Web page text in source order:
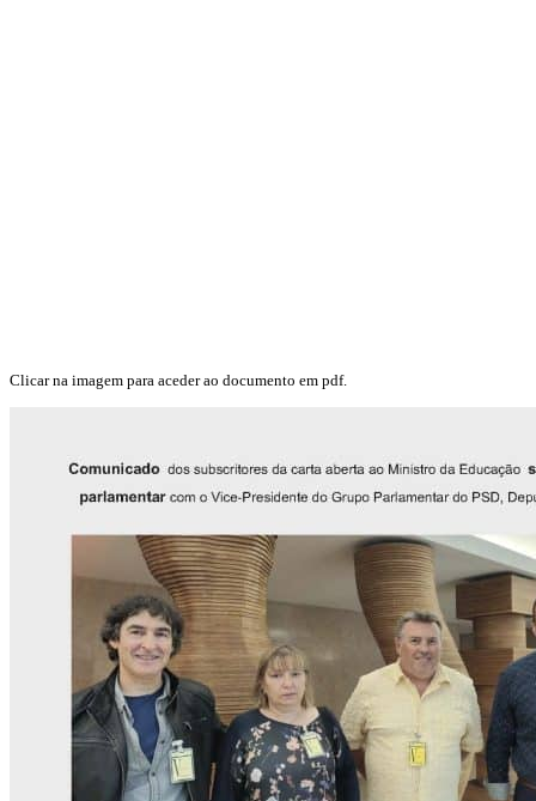
Clicar na imagem para aceder ao documento em pdf.